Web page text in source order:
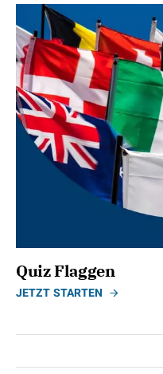
Quiz Flaggen
JETZT STARTEN